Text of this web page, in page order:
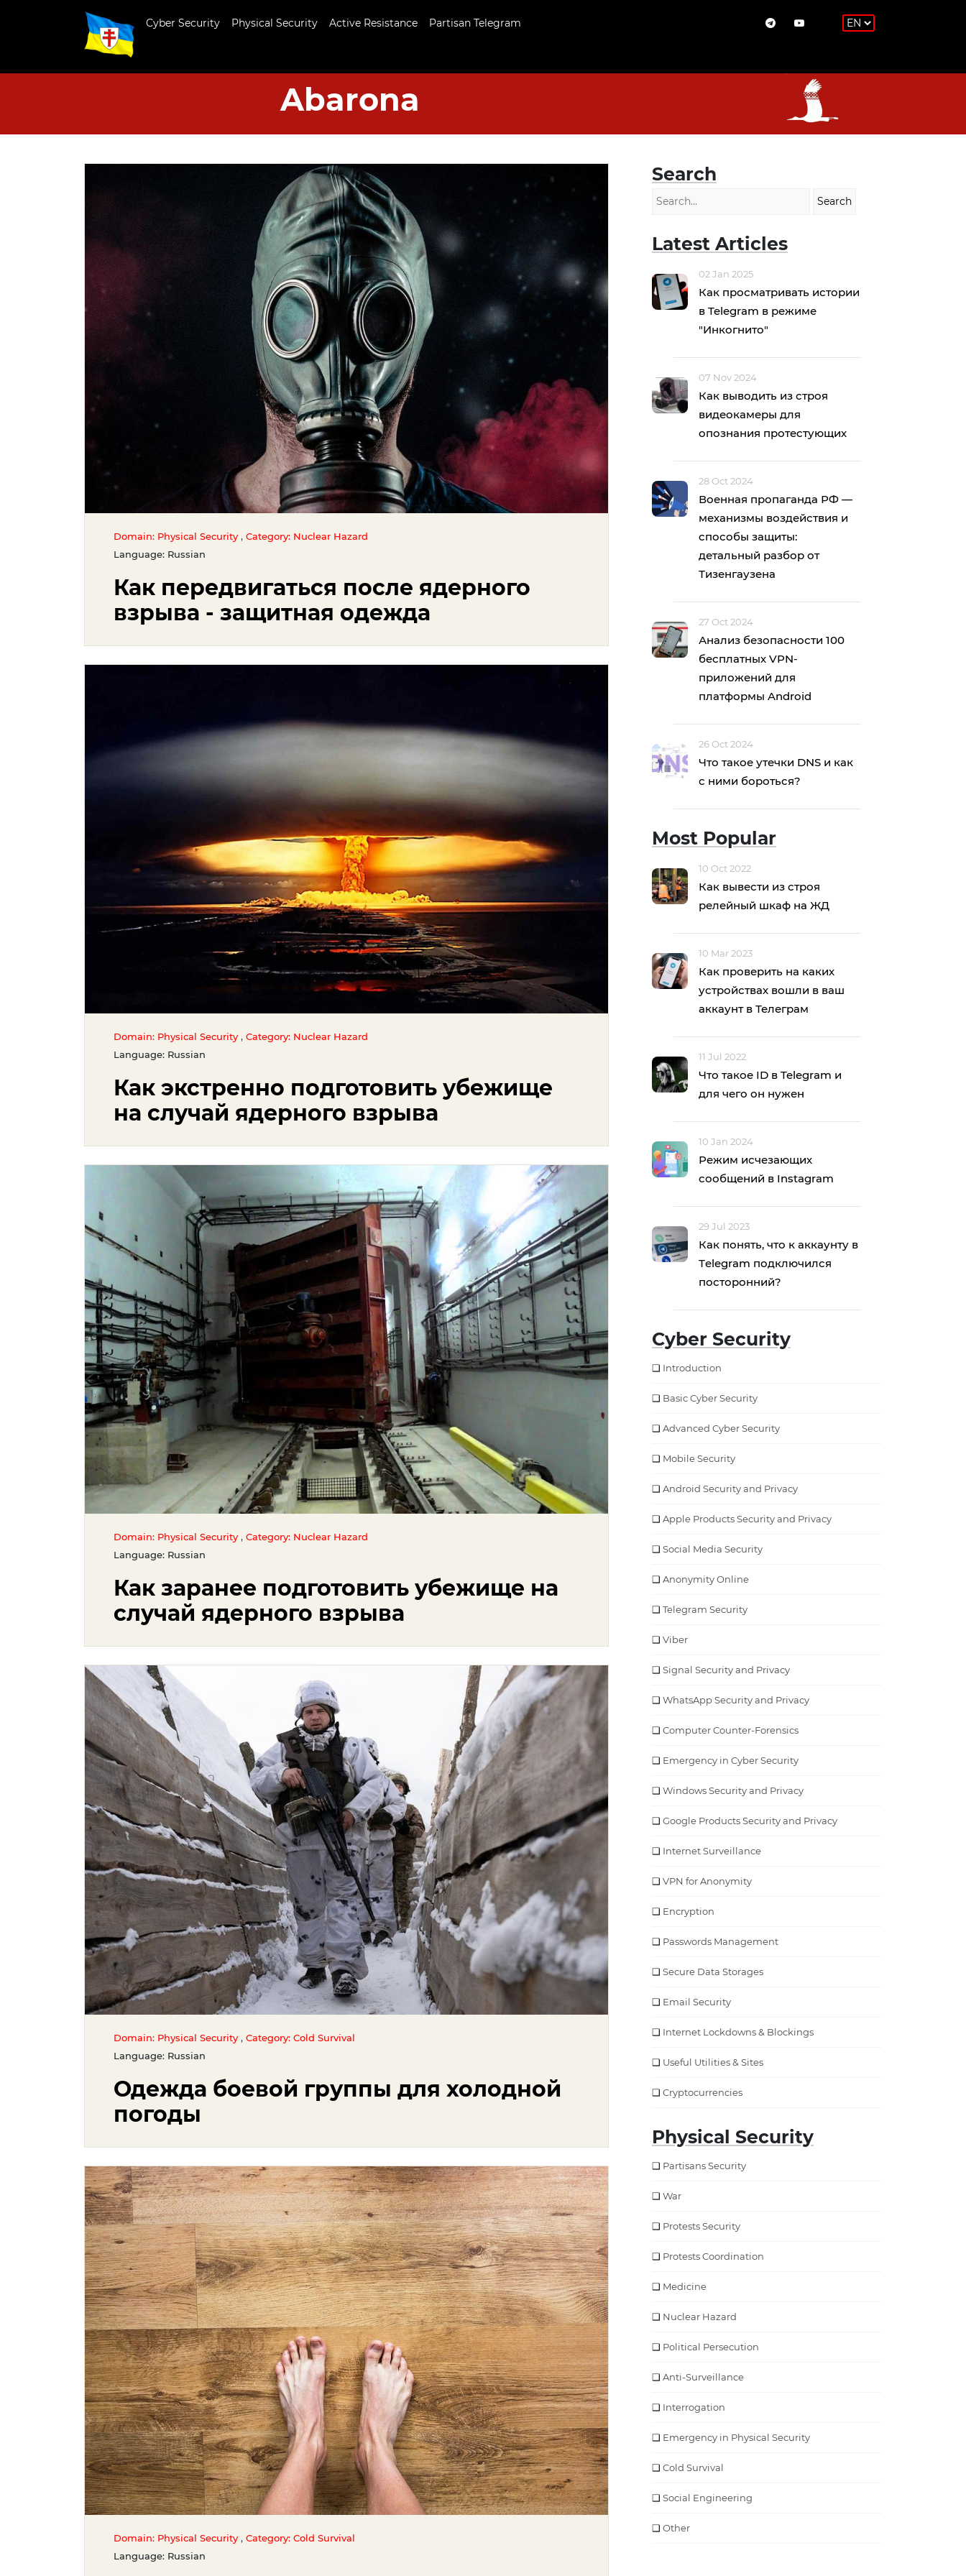
Cyber Security Physical Security Active Resistance Partisan Telegram
Abarona
Domain: Physical Security , Category: Nuclear Hazard
Language: Russian
Как передвигаться после ядерного
взрыва - защитная одежда
Domain: Physical Security , Category: Nuclear Hazard
Language: Russian
Как экстренно подготовить убежище
на случай ядерного взрыва
Domain: Physical Security , Category: Nuclear Hazard
Language: Russian
Как заранее подготовить убежище на
случай ядерного взрыва
Domain: Physical Security , Category: Cold Survival
Language: Russian
Одежда боевой группы для холодной
погоды
Domain: Physical Security , Category: Cold Survival
Language: Russian
Search
Latest Articles
02 Jan 2025
Как просматривать истории
в Telegram в режиме
"Инкогнито"
07 Nov 2024
Как выводить из строя
видеокамеры для
опознания протестующих
28 Oct 2024
Военная пропаганда РФ —
механизмы воздействия и
способы защиты:
детальный разбор от
Тизенгаузена
27 Oct 2024
Анализ безопасности 100
бесплатных VPN-
приложений для
платформы Android
26 Oct 2024
Что такое утечки DNS и как
с ними бороться?
Most Popular
10 Oct 2022
Как вывести из строя
релейный шкаф на ЖД
10 Mar 2023
Как проверить на каких
устройствах вошли в ваш
аккаунт в Телеграм
11 Jul 2022
Что такое ID в Telegram и
для чего он нужен
10 Jan 2024
Режим исчезающих
сообщений в Instagram
29 Jul 2023
Как понять, что к аккаунту в
Тelegram подключился
посторонний?
Cyber Security
Introduction
Basic Cyber Security
Advanced Cyber Security
Mobile Security
Android Security and Privacy
Apple Products Security and Privacy
Social Media Security
Anonymity Online
Telegram Security
Viber
Signal Security and Privacy
WhatsApp Security and Privacy
Computer Counter-Forensics
Emergency in Cyber Security
Windows Security and Privacy
Google Products Security and Privacy
Internet Surveillance
VPN for Anonymity
Encryption
Passwords Management
Secure Data Storages
Email Security
Internet Lockdowns & Blockings
Useful Utilities & Sites
Cryptocurrencies
Physical Security
Partisans Security
War
Protests Security
Protests Coordination
Medicine
Nuclear Hazard
Political Persecution
Anti-Surveillance
Interrogation
Emergency in Physical Security
Cold Survival
Social Engineering
Other